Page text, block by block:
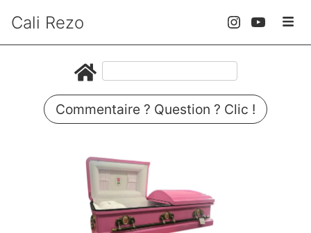
Cali Rezo
Commentaire ? Question ? Clic !